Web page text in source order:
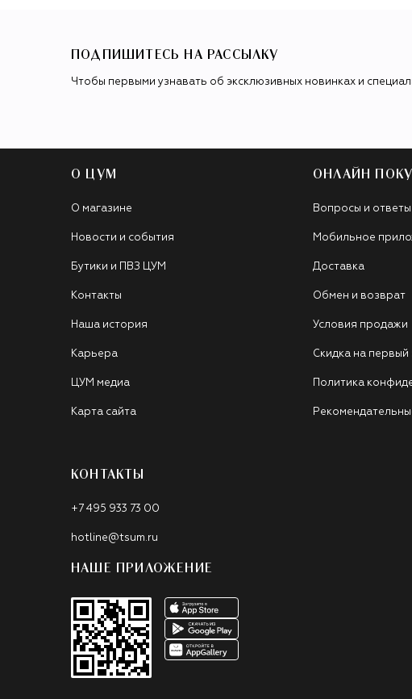
ПОДПИШИТЕСЬ НА РАССЫЛКУ
Чтобы первыми узнавать об эксклюзивных новинках и
О ЦУМ
О магазине
Новости и события
Бутики и ПВЗ ЦУМ
Контакты
Наша история
Карьера
ЦУМ медиа
Карта сайта
ОНЛАЙН
Вопросы и ответы
Мобильное
Доставка
Обмен и возврат
Условия продажи
Скидка на первый
Политика
КОНТАКТЫ
+7 495 933 73 00
hotline@tsum.ru
НАШЕ ПРИЛОЖЕНИЕ